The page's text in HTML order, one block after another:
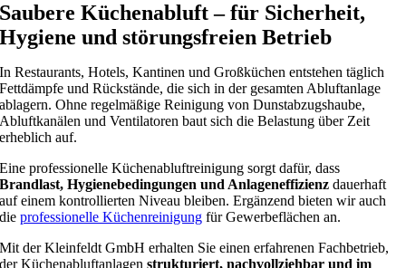
Saubere Küchenabluft – für Sicherheit,
Hygiene und störungsfreien Betrieb
In Restaurants, Hotels, Kantinen und Großküchen entstehen täglich
Fettdämpfe und Rückstände, die sich in der gesamten Abluftanlage
ablagern. Ohne regelmäßige Reinigung von Dunstabzugshaube,
Abluftkanälen und Ventilatoren baut sich die Belastung über Zeit
erheblich auf.
Eine professionelle Küchenabluftreinigung sorgt dafür, dass
Brandlast, Hygienebedingungen und Anlageneffizienz dauerhaft
auf einem kontrollierten Niveau bleiben. Ergänzend bieten wir auch
dieprofessionelle Küchenreinigung für Gewerbeflächen an.
Mit der Kleinfeldt GmbH erhalten Sie einen erfahrenen Fachbetrieb,
der Küchenabluftanlagenstrukturiert, nachvollziehbar und im